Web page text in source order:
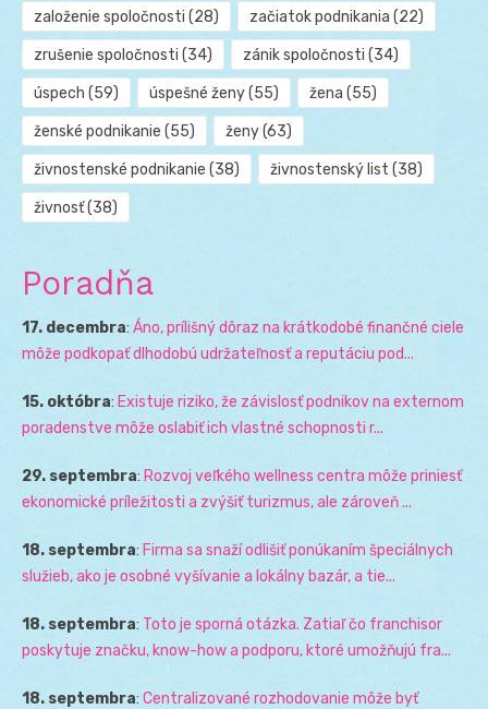
založenie spoločnosti (28) začiatok podnikania (22)
zrušenie spoločnosti (34) zánik spoločnosti (34)
úspech (59) úspešné ženy(55) žena (55)
ženské podnikanie (55) ženy(63)
živnostenské podnikanie (38) živnostenský list (38)
živnosť(38)
Poradňa
17. decembra: Áno, prílišný dôraz na krátkodobé finančné ciele
môže podkopať dlhodobú udržateľnosť a reputáciu pod...
15. októbra: Existuje riziko, že závislosť podnikov na externom
poradenstve môže oslabiť ich vlastné schopnosti r...
29. septembra: Rozvoj veľkého wellness centra môže priniesť
ekonomické príležitosti a zvýšiť turizmus, ale zároveň ...
18. septembra: Firma sa snaží odlišiť ponúkaním špeciálnych
služieb, ako je osobné vyšívanie a lokálny bazár, a tie...
18. septembra: Toto je sporná otázka. Zatiaľ čo franchisor
poskytuje značku, know-how a podporu, ktoré umožňujú fra...
18. septembra: Centralizované rozhodovanie môže byť